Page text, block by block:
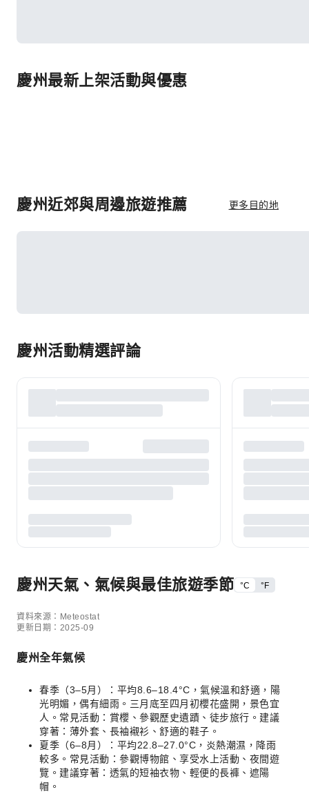
慶州最新上架活動與優惠
慶州近郊與周邊旅遊推薦 更多目的地
慶州活動精選評論
慶州天氣、氣候與最佳旅遊季節 °C °F
資料來源：Meteostat
更新日期：2025-09
慶州全年氣候
春季（3–5月）：平均8.6–18.4°C，氣候溫和舒適，陽
光明媚，偶有細雨。三月底至四月初櫻花盛開，景色宜
人。常見活動：賞櫻、參觀歷史遺蹟、徒步旅行。建議
穿著：薄外套、長袖襯衫、舒適的鞋子。
夏季（6–8月）：平均22.8–27.0°C，炎熱潮濕，降雨
較多。常見活動：參觀博物館、享受水上活動、夜間遊
覽。建議穿著：透氣的短袖衣物、輕便的長褲、遮陽
帽。